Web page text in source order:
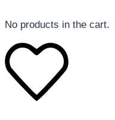
No products in the cart.